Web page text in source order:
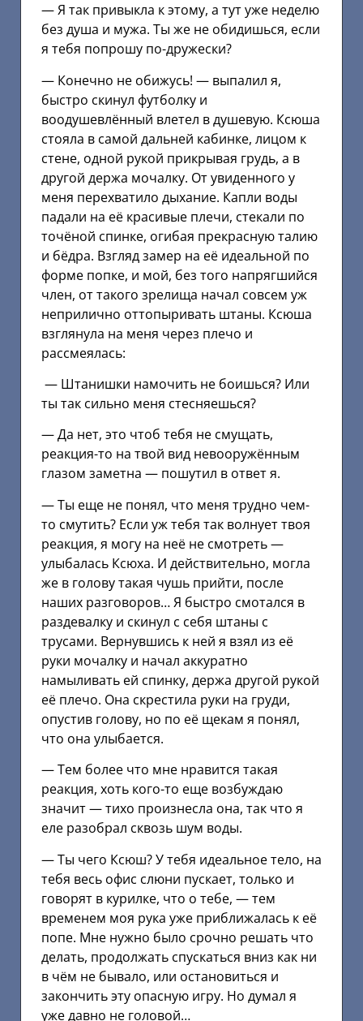
— Я так привыкла к этому, а тут уже неделю
без душа и мужа. Ты же не обидишься, если
я тебя попрошу по-дружески?
— Конечно не обижусь! — выпалил я,
быстро скинул футболку и
воодушевлённый влетел в душевую. Ксюша
стояла в самой дальней кабинке, лицом к
стене, одной рукой прикрывая грудь, а в
другой держа мочалку. От увиденного у
меня перехватило дыхание. Капли воды
падали на её красивые плечи, стекали по
точёной спинке, огибая прекрасную талию
и бёдра. Взгляд замер на её идеальной по
форме попке, и мой, без того напрягшийся
член, от такого зрелища начал совсем уж
неприлично оттопыривать штаны. Ксюша
взглянула на меня через плечо и
рассмеялась:
­ — Штанишки намочить не боишься? Или
ты так сильно меня стесняешься?
— Да нет, это чтоб тебя не смущать,
реакция-то на твой вид невооружённым
глазом заметна — пошутил в ответ я.
— Ты еще не понял, что меня трудно чем-
то смутить? Если уж тебя так волнует твоя
реакция, я могу на неё не смотреть —
улыбалась Ксюха. И действительно, могла
же в голову такая чушь прийти, после
наших разговоров… Я быстро смотался в
раздевалку и скинул с себя штаны с
трусами. Вернувшись к ней я взял из её
руки мочалку и начал аккуратно
намыливать ей спинку, держа другой рукой
её плечо. Она скрестила руки на груди,
опустив голову, но по её щекам я понял,
что она улыбается.
— Тем более что мне нравится такая
реакция, хоть кого-то еще возбуждаю
значит — тихо произнесла она, так что я
еле разобрал сквозь шум воды.
— Ты чего Ксюш? У тебя идеальное тело, на
тебя весь офис слюни пускает, только и
говорят в курилке, что о тебе, — тем
временем моя рука уже приближалась к её
попе. Мне нужно было срочно решать что
делать, продолжать спускаться вниз как ни
в чём не бывало, или остановиться и
закончить эту опасную игру. Но думал я
уже давно не головой…